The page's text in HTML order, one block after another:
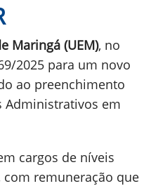
Maringá (UEM), no
2025 para um novo
ao preenchimento
Administrativos em
cargos de níveis
remuneração que